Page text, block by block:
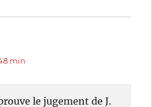
min
le jugement de J.